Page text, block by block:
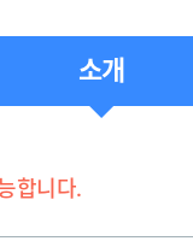
소개
합니다.